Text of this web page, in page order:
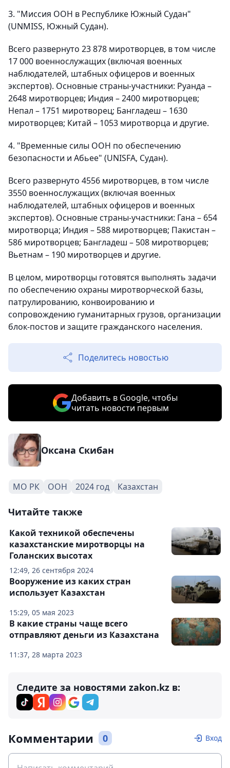
3. "Миссия ООН в Республике Южный Судан"
(UNMISS, Южный Судан).
Всего развернуто 23 878 миротворцев, в том числе
17 000 военнослужащих (включая военных
наблюдателей, штабных офицеров и военных
экспертов). Основные страны-участники: Руанда –
2648 миротворцев; Индия – 2400 миротворцев;
Непал – 1751 миротворец; Бангладеш – 1630
миротворцев; Китай – 1053 миротворца и другие.
4. "Временные силы ООН по обеспечению
безопасности и Абьее" (UNISFA, Судан).
Всего развернуто 4556 миротворцев, в том числе
3550 военнослужащих (включая военных
наблюдателей, штабных офицеров и военных
экспертов). Основные страны-участники: Гана – 654
миротворца; Индия – 588 миротворцев; Пакистан –
586 миротворцев; Бангладеш – 508 миротворцев;
Вьетнам – 190 миротворцев и другие.
В целом, миротворцы готовятся выполнять задачи
по обеспечению охраны миротворческой базы,
патрулированию, конвоированию и
сопровождению гуманитарных грузов, организации
блок-постов и защите гражданского населения.
Поделитесь новостью
Добавить в Google, чтобы
читать новости первым
Оксана Скибан
МО РК ООН 2024 год Казахстан
Читайте также
12:49, 26 сентября 2024
Какой техникой обеспечены
казахстанские миротворцы на
Голанских высотах
15:29, 05 мая 2023
Вооружение из каких стран
использует Казахстан
11:37, 28 марта 2023
В какие страны чаще всего
отправляют деньги из Казахстана
Следите за новостями zakon.kz в:
Комментарии 0 Вход